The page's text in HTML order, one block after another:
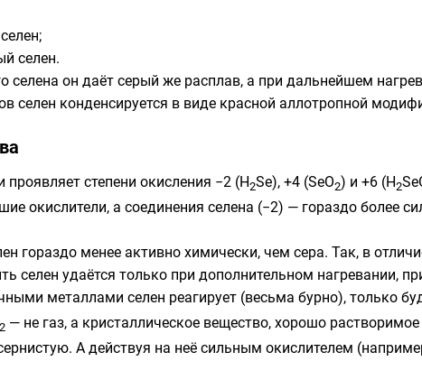
селен.
селена он даёт серый же расплав, а при дальнейшем
селен конденсируется в виде красной аллотропной
проявляет степени окисления −2 (H2Se), +4 (SeO2) и +6 (H2
окислители, а соединения селена (−2) — гораздо более
гораздо менее активно химически, чем сера. Так, в
селен удаётся только при дополнительном нагревании,
металлами селен реагирует (весьма бурно), только
2 — не газ, а кристаллическое вещество, хорошо
. А действуя на неё сильным окислителем